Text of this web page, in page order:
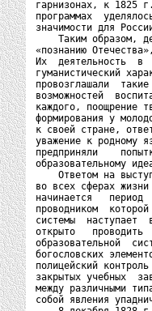
гарнизонах, к 1825
программах
значимости для
Таким образом,
«познанию
Их  деятельность  в
гуманистический
провозглашали
возможностей
каждого, поощрение
формирования у
к своей стране,
уважение к родному
предприняли
образовательному
Ответом на
во всех сферах
начинается   период
проводником
системы  наступает
открыто
образовательной
богословских
полицейский
закрытых учебных
между различными
собой явления